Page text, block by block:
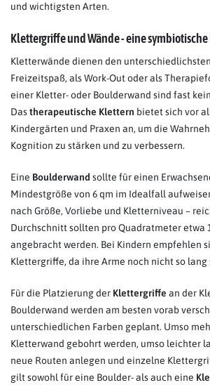
und wichtigsten Arten.
Klettergriffe und Wände - eine
Kletterwände dienen den
Freizeitspaß, als Work-Out oder als
einer Kletter- oder Boulderwand sind fast
Dastherapeutische Klettern bietet sich vor
Kindergärten und Praxen an, um die
Kognition zu stärken und zu verbessern.
Eine Boulderwand sollte für einen
Mindestgröße von 6 qm im Idealfall
nach Größe, Vorliebe und Kletterniveau –
Durchschnitt sollten pro Quadratmeter etwa
angebracht werden. Bei Kindern empfehlen
Klettergriffe, da ihre Arme noch nicht so lang
Für die Platzierung der Klettergriffe an der
Boulderwand werden am besten vorab
unterschiedlichen Farben geplant. Umso
Kletterwand gebohrt werden, umso leichter
neue Routen anlegen und einzelne
gilt sowohl für eine Boulder- als auch eine